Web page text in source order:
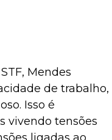
Mendes
de trabalho,
Isso é
vivendo tensões